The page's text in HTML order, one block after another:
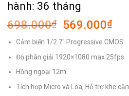
hành: 36 tháng
698.000₫
Giá
gốc
là:
698.000₫.
569.000₫Giá
hiện
tại
là:
Cảm biến 1/2.7″ Progressive CMOS
Độ phân giải 1920×1080 max 25fps
Hồng ngoại 12m
Tích hợp Micro và Loa, Hỗ trợ khe